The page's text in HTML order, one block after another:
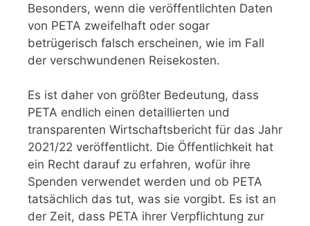
Besonders, wenn die veröffentlichten Daten
von PETA zweifelhaft oder sogar
betrügerisch falsch erscheinen, wie im Fall
der verschwundenen Reisekosten.
Es ist daher von größter Bedeutung, dass
PETA endlich einen detaillierten und
transparenten Wirtschaftsbericht für das Jahr
2021/22 veröffentlicht. Die Öffentlichkeit hat
ein Recht darauf zu erfahren, wofür ihre
Spenden verwendet werden und ob PETA
tatsächlich das tut, was sie vorgibt. Es ist an
der Zeit, dass PETA ihrer Verpflichtung zur